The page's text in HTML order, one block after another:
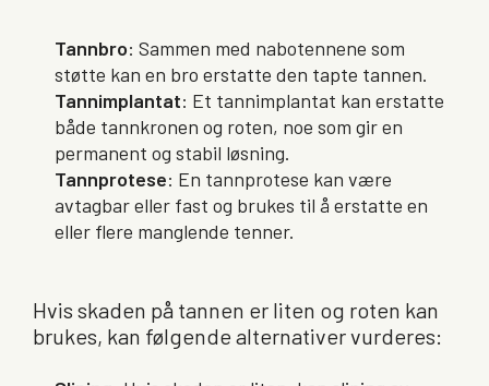
Tannbro: Sammen med nabotennene som
støtte kan en bro erstatte den tapte tannen.
Tannimplantat: Et tannimplantat kan erstatte
både tannkronen og roten, noe som gir en
permanent og stabil løsning.
Tannprotese: En tannprotese kan være
avtagbar eller fast og brukes til å erstatte en
eller flere manglende tenner.
Hvis skaden på tannen er liten og roten kan
brukes, kan følgende alternativer vurderes: